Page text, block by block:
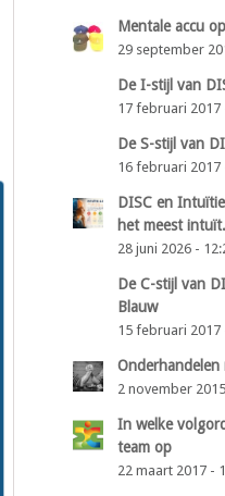
Mentale accu
29 september
De I-stijl van
17 februari 2017
De S-stijl van
16 februari 2017
DISC en
het meest
28 juni 2026 -
De C-stijl van
Blauw
15 februari 2017
Onderhandelen
2 november
In welke
team op
22 maart 2017 -